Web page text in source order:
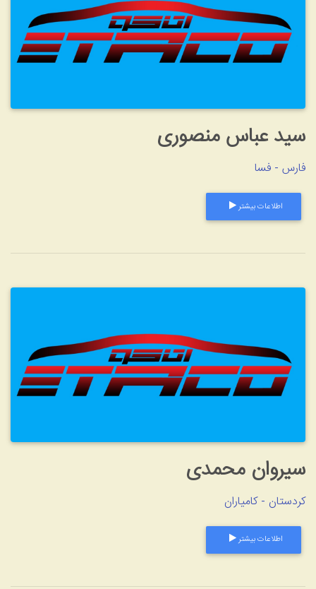
عباس منصوری
فسا
بیشتر
محمدی
- کامیاران
بیشتر